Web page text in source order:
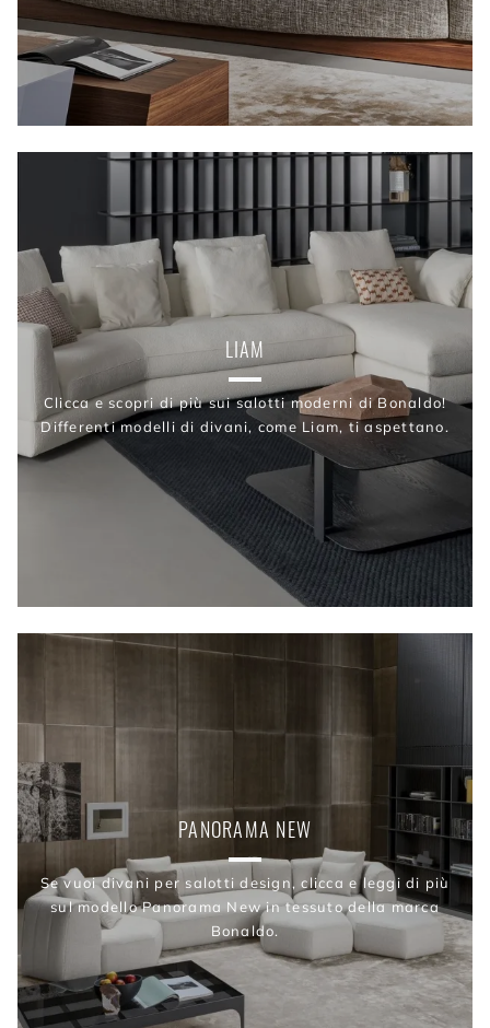
LIAM
Clicca e scopri di più sui salotti moderni di Bonaldo!
Differenti modelli di divani, come Liam, ti aspettano.
PANORAMA NEW
Se vuoi divani per salotti design, clicca e leggi di più
sul modello Panorama New in tessuto della marca
Bonaldo.